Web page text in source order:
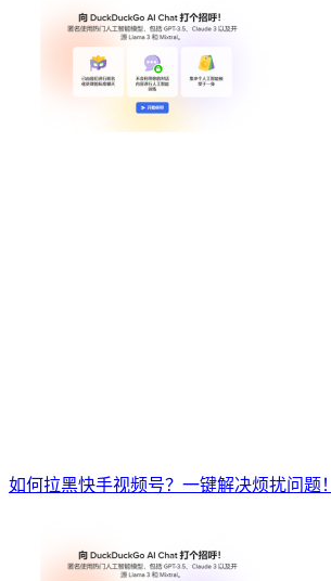
如何拉黑快手视频号？一键解决烦扰问题！